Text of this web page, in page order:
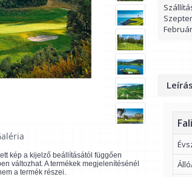
kép a kijelző beállításától függően
változhat. A termékek megjelenítésénél
a termék részei.
Leírás